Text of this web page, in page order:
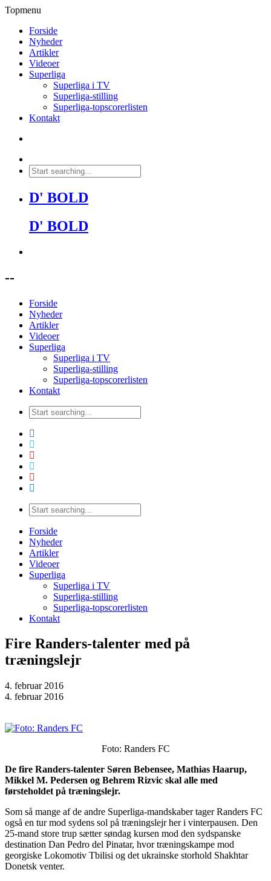
Topmenu
Forside
Nyheder
Artikler
Videoer
Superliga
Superliga i TV
Superliga-stilling
Superliga-topscorerlisten
Kontakt
D' BOLD
D' BOLD
--
Forside
Nyheder
Artikler
Videoer
Superliga
Superliga i TV
Superliga-stilling
Superliga-topscorerlisten
Kontakt
Forside
Nyheder
Artikler
Videoer
Superliga
Superliga i TV
Superliga-stilling
Superliga-topscorerlisten
Kontakt
Fire Randers-talenter med på
træningslejr
4. februar 2016
4. februar 2016
Foto: Randers FC
De fire Randers-talenter Søren Bebensee, Mathias Haarup,
Mikkel M. Pedersen og Behrem Rizvic skal alle med
førsteholdet på træningslejr.
Som så mange af de andre Superliga-mandskaber tager Randers FC
også en tur mod sydens sol på træningslejr her i vinterpausen. Den
25-mand store trup sætter søndag kursen mod den sydspanske
destination Dan Pedro del Pinatar, hvor træningskampe mod
georgiske Lokomotiv Tbilisi og det ukrainske storhold Shakhtar
Donetsk venter.